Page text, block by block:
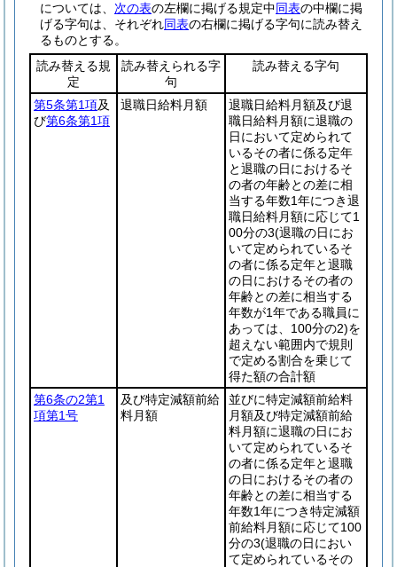
については、 次の表の左欄に掲げる規定中同表の中欄に掲
げる字句は、それぞれ同表の右欄に掲げる字句に読み替え
るものとする。
読み替える規
定
読み替えられる字
句
読み替える字句
第5条第1項及
び第6条第1項
退職日給料月額
退職日給料月額及び退
職日給料月額に退職の
日において定められて
いるその者に係る定年
と退職の日におけるそ
の者の年齢との差に相
当する年数1年につき退
職日給料月額に応じて1
00分の3(退職の日にお
いて定められているそ
の者に係る定年と退職
の日におけるその者の
年齢との差に相当する
年数が1年である職員に
あっては、100分の2)を
超えない範囲内で規則
で定める割合を乗じて
得た額の合計額
第6条の2第1
項第1号
及び特定減額前給
料月額
並びに特定減額前給料
月額及び特定減額前給
料月額に退職の日にお
いて定められているそ
の者に係る定年と退職
の日におけるその者の
年齢との差に相当する
年数1年につき特定減額
前給料月額に応じて100
分の3(退職の日におい
て定められているその